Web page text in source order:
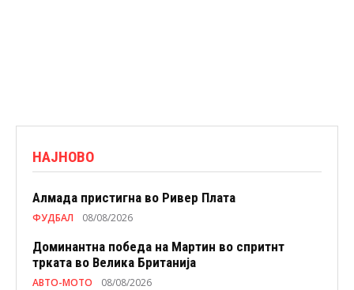
НАЈНОВО
Алмада пристигна во Ривер Плата
ФУДБАЛ 08/08/2026
Доминантна победа на Мартин во спритнт
трката во Велика Британија
АВТО-МОТО 08/08/2026